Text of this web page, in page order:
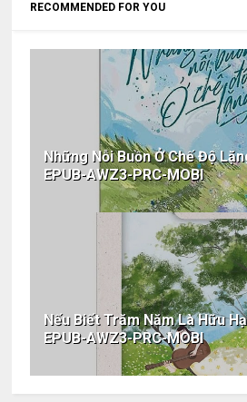
RECOMMENDED FOR YOU
Những Nỗi Buồn Ở Chế Độ
EPUB-AWZ3-PRC-MOBI
Nếu Biết Trăm Năm Là Hữu
EPUB-AWZ3-PRC-MOBI